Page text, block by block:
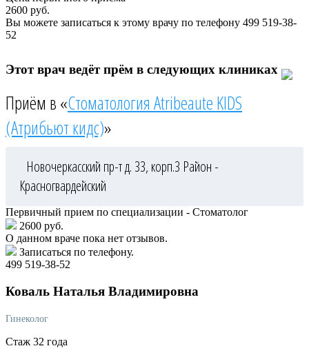
2600 руб.
Вы можете записаться к этому врачу по телефону 499 519-38-
52
Этот врач ведёт прём в следующих клиниках
Приём в «Стоматология Atribeaute KIDS
(Атрибьют кидс)»
Новочеркасский пр-т д. 33, корп.3 Район -
Красногвардейский
Первичный прием по специализации - Стоматолог
2600 руб.
О данном враче пока нет отзывов.
Записаться по телефону.
499 519-38-52
Коваль Наталья Владимировна
Гинеколог
Стаж 32 года